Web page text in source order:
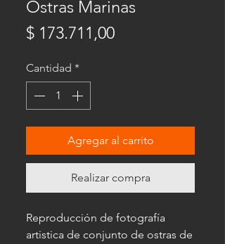
Ostras Marinas
$ 173.711,00Precio
Cantidad *
Agregar al carrito
Realizar compra
Reproducción de fotografía
artistica de conjunto de ostras de